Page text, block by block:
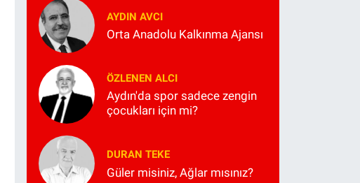
AYDIN AVCI
Orta Anadolu Kalkınma Ajansı
ÖZLENEN ALCI
Aydın'da spor sadece zengin
çocukları için mi?
DURAN TEKE
Güler misiniz, Ağlar mısınız?